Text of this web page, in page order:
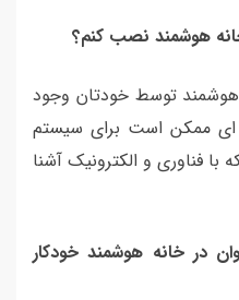
هوشمند نصب کنم؟
توسط خودتان وجود
ای ممکن است برای سیستم
فناوری و الکترونیک آشنا
در خانه هوشمند خودکار